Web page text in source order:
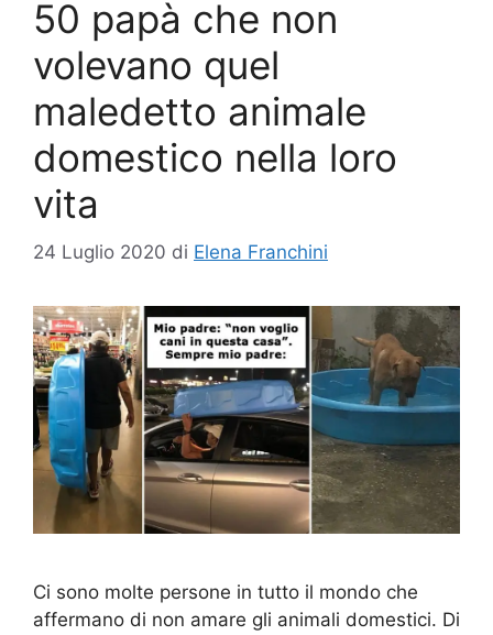
50 papà che non
volevano quel
maledetto animale
domestico nella loro
vita
24 Luglio 2020 di Elena Franchini
Ci sono molte persone in tutto il mondo che
affermano di non amare gli animali domestici. Di